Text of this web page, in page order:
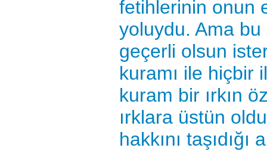
fetihlerinin onun
yoluydu. Ama
geçerli olsun
kuramı ile hiçbir
kuram bir ırkın
ırklara üstün
hakkını taşıdığı